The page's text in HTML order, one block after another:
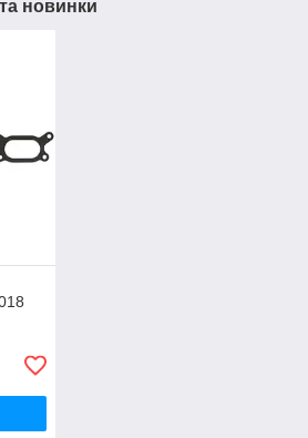
новинки